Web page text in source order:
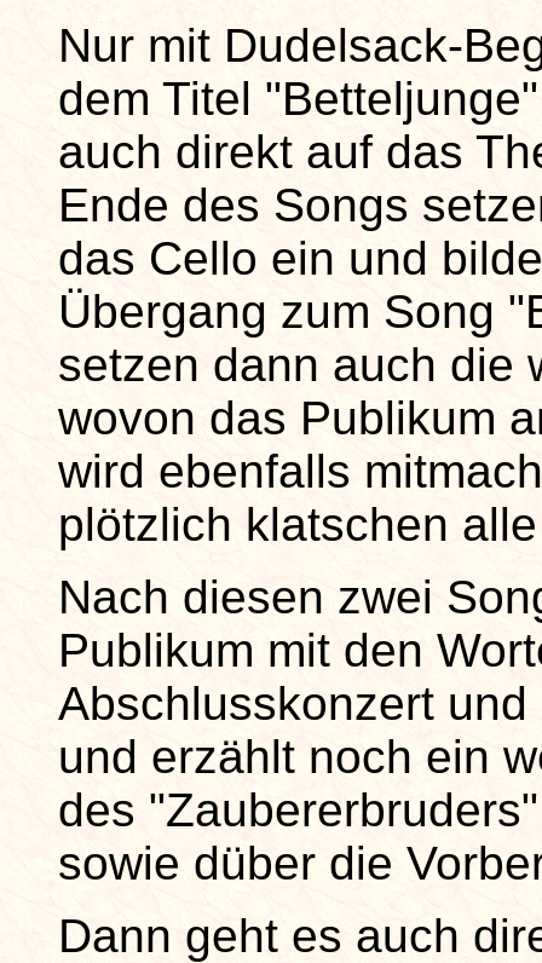
Nur mit Dudelsack-
dem Titel
auch direkt auf das
Ende des Songs
das Cello ein und
Übergang zum Song
setzen dann auch die
wovon das Publikum
wird ebenfalls
plötzlich klatschen
Nach diesen zwei
Publikum mit den
Abschlusskonzert
und erzählt noch ein
des
sowie düber die
Dann geht es auch